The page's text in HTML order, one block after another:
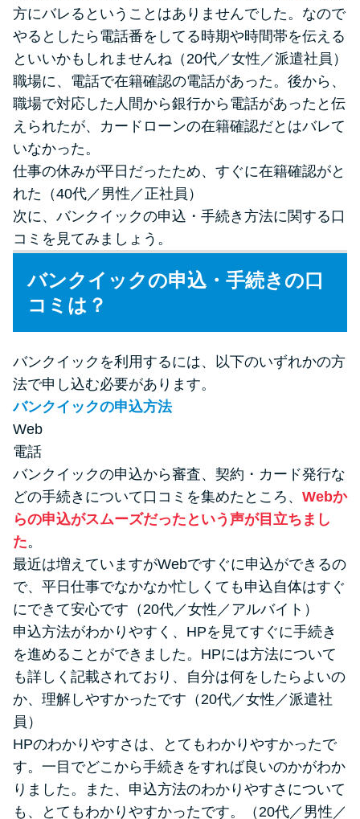
方にバレるということはありませんでした。なので
やるとしたら電話番をしてる時期や時間帯を伝える
といいかもしれませんね（20代／女性／派遣社員）
職場に、電話で在籍確認の電話があった。後から、
職場で対応した人間から銀行から電話があったと伝
えられたが、カードローンの在籍確認だとはバレて
いなかった。
仕事の休みが平日だったため、すぐに在籍確認がと
れた（40代／男性／正社員）
次に、バンクイックの申込・手続き方法に関する口
コミを見てみましょう。
バンクイックの申込・手続きの口
コミは？
バンクイックを利用するには、以下のいずれかの方
法で申し込む必要があります。
バンクイックの申込方法
Web
電話
バンクイックの申込から審査、契約・カード発行な
どの手続きについて口コミを集めたところ、 Webか
らの申込がスムーズだったという声が目立ちまし
た。
最近は増えていますがWebですぐに申込ができるの
で、平日仕事でなかなか忙しくても申込自体はすぐ
にできて安心です（20代／女性／アルバイト）
申込方法がわかりやすく、HPを見てすぐに手続き
を進めることができました。HPには方法について
も詳しく記載されており、自分は何をしたらよいの
か、理解しやすかったです（20代／女性／派遣社
員）
HPのわかりやすさは、とてもわかりやすかったで
す。一目でどこから手続きをすれば良いのかがわか
りました。また、申込方法のわかりやすさについて
も、とてもわかりやすかったです。（20代／男性／